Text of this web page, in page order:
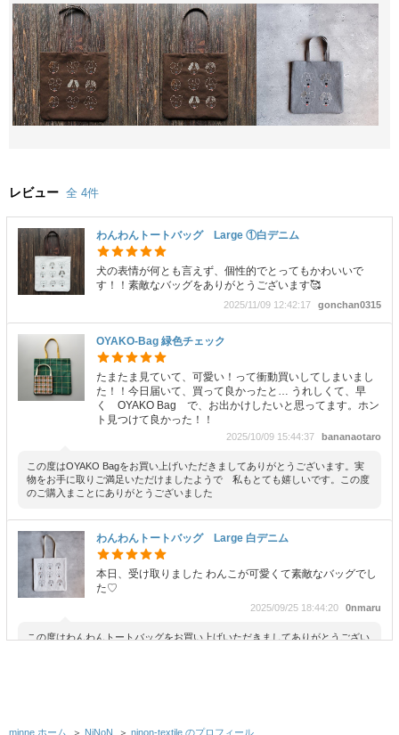
レビュー 全 4件
わんわんトートバッグ Large ①白デニム
犬の表情が何とも言えず、個性的でとってもかわいいで
す！！素敵なバッグをありがとうございます🥰
gonchan0315
2025/11/09 12:42:17
OYAKO-Bag 緑色チェック
たまたま見ていて、可愛い！って衝動買いしてしまいまし
た！！今日届いて、買って良かったと… うれしくて、早
く OYAKO Bag で、お出かけしたいと思ってます。ホン
ト見つけて良かった！！
bananaotaro
2025/10/09 15:44:37
この度はOYAKO Bagをお買い上げいただきましてありがとうございます。実
物をお手に取りご満足いただけましたようで 私もとても嬉しいです。この度
のご購入まことにありがとうございました
わんわんトートバッグ Large 白デニム
本日、受け取りました わんこが可愛くて素敵なバッグでし
た♡
0nmaru
2025/09/25 18:44:20
この度はわんわんトートバッグをお買い上げいただきましてありがとうござい
minne ホーム ＞ NiNoN ＞ ninon-textile のプロフィール